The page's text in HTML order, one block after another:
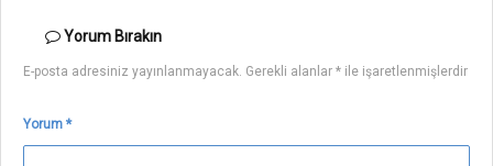
Yorum Bırakın
E-posta adresiniz yayınlanmayacak. Gerekli alanlar * ile işaretlenmişlerdir
Yorum *